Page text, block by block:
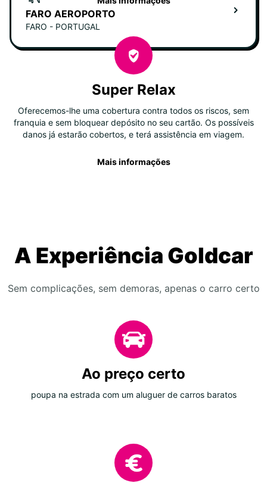
FARO AEROPORTO
FARO - PORTUGAL
Super Relax
Oferecemos-lhe uma cobertura contra todos os riscos, sem
franquia e sem bloquear depósito no seu cartão. Os possíveis
danos já estarão cobertos, e terá assistência em viagem.
Mais informações
A Experiência Goldcar
Sem complicações, sem demoras, apenas o carro certo
Ao preço certo
poupa na estrada com um aluguer de carros baratos